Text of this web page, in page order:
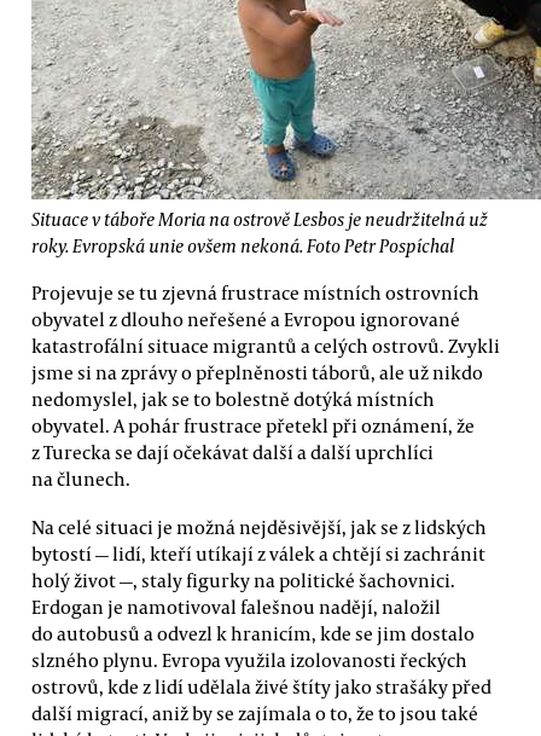
Situace v táboře Moria na ostrově Lesbos je neudržitelná už
roky. Evropská unie ovšem nekoná. Foto Petr Pospíchal
Projevuje se tu zjevná frustrace místních ostrovních
obyvatel z dlouho neřešené a Evropou ignorované
katastrofální situace migrantů a celých ostrovů. Zvykli
jsme si na zprávy o přeplněnosti táborů, ale už nikdo
nedomyslel, jak se to bolestně dotýká místních
obyvatel. A pohár frustrace přetekl při oznámení, že
z Turecka se dají očekávat další a další uprchlíci
na člunech.
Na celé situaci je možná nejděsivější, jak se z lidských
bytostí — lidí, kteří utíkají z válek a chtějí si zachránit
holý život —, staly figurky na politické šachovnici.
Erdogan je namotivoval falešnou nadějí, naložil
do autobusů a odvezl k hranicím, kde se jim dostalo
slzného plynu. Evropa využila izolovanosti řeckých
ostrovů, kde z lidí udělala živé štíty jako strašáky před
další migrací, aniž by se zajímala o to, že to jsou také